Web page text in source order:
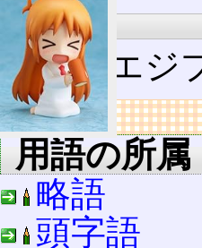
運輸・交通
4D ‐ エジ
リンク
用語の所属
略語
頭字語